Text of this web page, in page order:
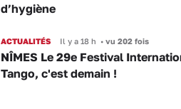
d’hygiène
ACTUALITÉS Il y a 18 h •vu 202 fois
NÎMES Le 29e Festival
Tango, c'est demain !